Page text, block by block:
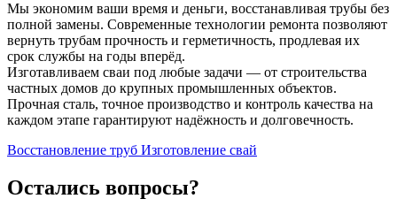
Мы экономим ваши время и деньги, восстанавливая трубы без
полной замены. Современные технологии ремонта позволяют
вернуть трубам прочность и герметичность, продлевая их
срок службы на годы вперёд.
Изготавливаем сваи под любые задачи — от строительства
частных домов до крупных промышленных объектов.
Прочная сталь, точное производство и контроль качества на
каждом этапе гарантируют надёжность и долговечность.
Восстановление труб Изготовление свай
Остались вопросы?